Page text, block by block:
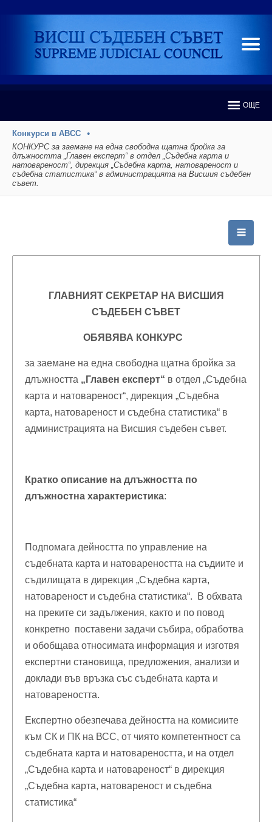
ОЩЕ
Конкурси в АВСС
КОНКУРС за заемане на една свободна щатна бройка за
длъжността „Главен експерт“ в отдел „Съдебна карта и
натовареност“, дирекция „Съдебна карта, натовареност и
съдебна статистика“ в администрацията на Висшия съдебен
съвет.
ГЛАВНИЯТ СЕКРЕТАР НА ВИСШИЯ
СЪДЕБЕН СЪВЕТ
ОБЯВЯВА КОНКУРС
за заемане на една свободна щатна бройка за
длъжността „Главен експерт“ в отдел „Съдебна
карта и натовареност“, дирекция „Съдебна
карта, натовареност и съдебна статистика“ в
администрацията на Висшия съдебен съвет.
Кратко описание на длъжността по
длъжностна характеристика:
Подпомага дейността по управление на
съдебната карта и натовареността на съдиите и
съдилищата в дирекция „Съдебна карта,
натовареност и съдебна статистика“. В обхвата
на преките си задължения, както и по повод
конкретно поставени задачи събира, обработва
и обобщава относимата информация и изготвя
експертни становища, предложения, анализи и
доклади във връзка със съдебната карта и
натовареността.
Експертно обезпечава дейността на комисиите
към СК и ПК на ВСС, от чиято компетентност са
съдебната карта и натовареността, и на отдел
„Съдебна карта и натовареност“ в дирекция
„Съдебна карта, натовареност и съдебна
статистика“